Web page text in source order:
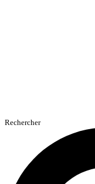
Rechercher